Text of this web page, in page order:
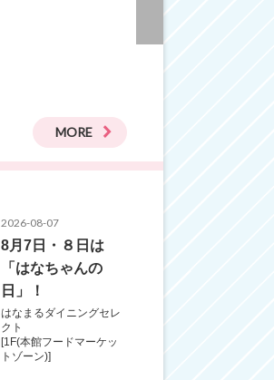
MORE
2026-08-07
8月7日・８日は
「はなちゃんの
日」！
はなまるダイニングセレ
クト
[1F(本館フードマーケッ
トゾーン)]